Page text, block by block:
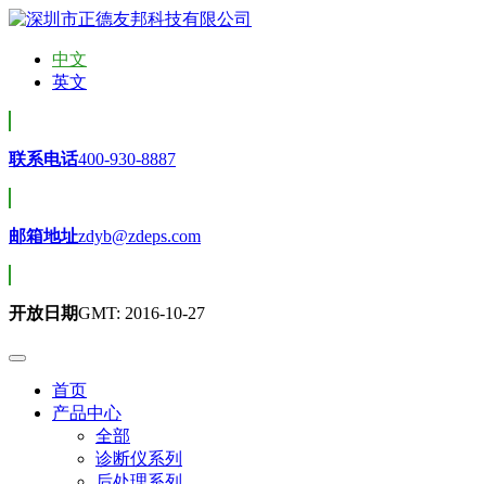
中文
英文
联系电话400-930-8887
邮箱地址zdyb@zdeps.com
开放日期GMT: 2016-10-27
首页
产品中心
全部
诊断仪系列